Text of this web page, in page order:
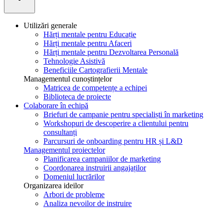
Utilizări generale
Hărți mentale pentru Educație
Hărți mentale pentru Afaceri
Hărți mentale pentru Dezvoltarea Personală
Tehnologie Asistivă
Beneficiile Cartografierii Mentale
Managementul cunoștințelor
Matricea de competențe a echipei
Biblioteca de proiecte
Colaborare în echipă
Briefuri de campanie pentru specialiști în marketing
Workshopuri de descoperire a clientului pentru
consultanți
Parcursuri de onboarding pentru HR și L&D
Managementul proiectelor
Planificarea campaniilor de marketing
Coordonarea instruirii angajaților
Domeniul lucrărilor
Organizarea ideilor
Arbori de probleme
Analiza nevoilor de instruire